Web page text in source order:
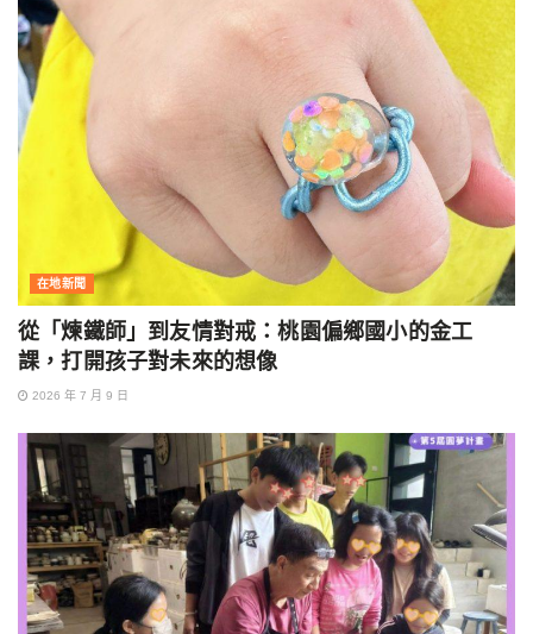
在地新聞
從「煉鐵師」到友情對戒：桃園偏鄉國小的金工
課，打開孩子對未來的想像
2026 年 7 月 9 日